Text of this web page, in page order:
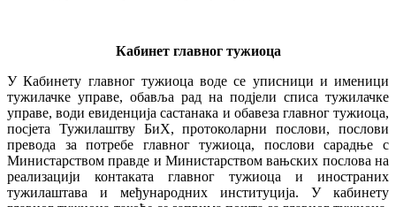
Кабинет главног тужиоца
У Кабинету главног тужиоца воде се уписници и именици
тужилачке управе, обавља рад на подјели списа тужилачке
управе, води евиденција састанака и обавеза главног тужиоца,
посјета Тужилаштву БиХ, протоколарни послови, послови
превода за потребе главног тужиоца, послови сарадње с
Министарством правде и Министарством вањских послова на
реализацији контаката главног тужиоца и иностраних
тужилаштава и међународних институција. У кабинету